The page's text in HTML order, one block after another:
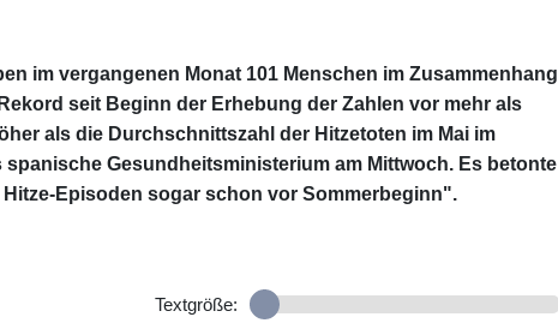
im vergangenen Monat 101 Menschen im Zusammenhang
seit Beginn der Erhebung der Zahlen vor mehr als
als die Durchschnittszahl der Hitzetoten im Mai im
Gesundheitsministerium am Mittwoch. Es betonte
Episoden sogar schon vor Sommerbeginn".
Textgröße: